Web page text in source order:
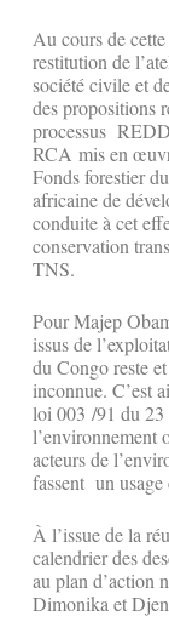
Au cours de
restitution de
société civile et
des propositions
processus
RCA mis en
Fonds forestier
africaine de
conduite à cet
conservation
TNS.
Pour Majep
issus de
du Congo reste
inconnue. C’est
loi 003 /91 du
l’environnement
acteurs de
fassent un usage
À l’issue de la
calendrier des
au plan d’action
Dimonika et